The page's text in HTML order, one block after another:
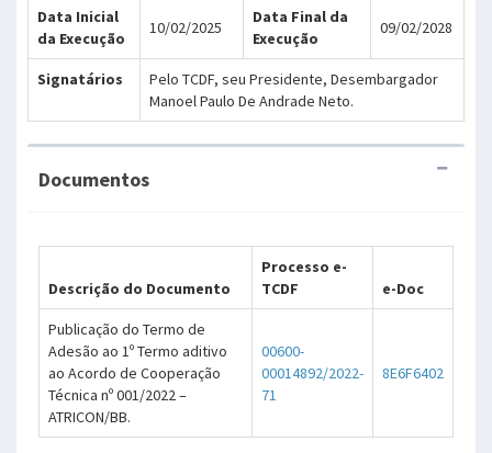
Data Inicial
da Execução
10/02/2025
Data Final da
Execução
09/02/2028
Signatários
Pelo TCDF, seu Presidente, Desembargador
Manoel Paulo De Andrade Neto.
Documentos
Descrição do Documento
Processo e-
TCDF
e-Doc
Publicação do Termo de
Adesão ao 1º Termo aditivo
ao Acordo de Cooperação
Técnica nº 001/2022 –
ATRICON/BB.
00600-
00014892/2022-
71
8E6F6402